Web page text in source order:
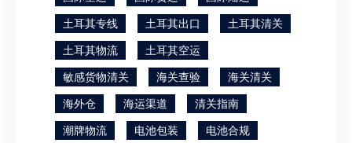
土耳其专线
土耳其出口
土耳其清关
土耳其物流
土耳其空运
敏感货物清关
海关查验
海关清关
海外仓
海运渠道
清关指南
潮牌物流
电池包装
电池合规